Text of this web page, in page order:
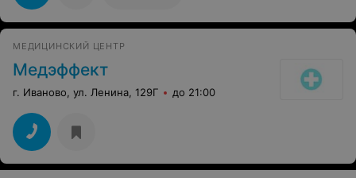
МЕДИЦИНСКИЙ ЦЕНТР
Медэффект
г. Иваново, ул. Ленина, 129Г до 21:00